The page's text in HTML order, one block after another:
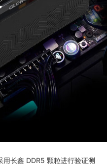
长鑫 DDR5 颗粒进行验证测